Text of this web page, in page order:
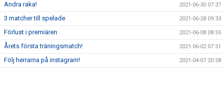
Andra raka! 2021-06-30 07:37
3 matcher till spelade 2021-06-28 09:33
Förlust i premiären 2021-06-08 08:55
Årets första träningsmatch! 2021-06-02 07:51
Följ herrarna på instagram! 2021-04-07 20:58